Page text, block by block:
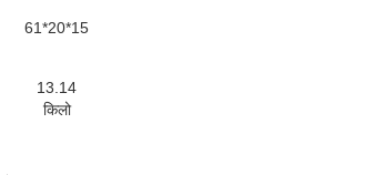
61*20*15
13.14
किलो